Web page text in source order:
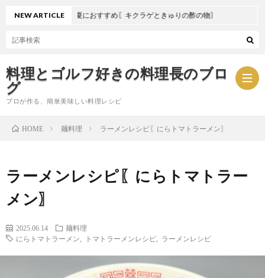
料理とゴルフ好きの料理長のブロ
グ
プロが作る、簡単美味しい料理レシピ
NEW ARTICLE夏におすすめ〖キクラゲときゅりの酢の物〗
HOME 麺料理 ラーメンレシピ〖にらトマトラーメン〗
ラーメンレシピ〖にらトマトラー
メン〗
2025.06.14
麺料理
にらトマトラーメン
トマトラーメンレシピ ラーメンレシピ